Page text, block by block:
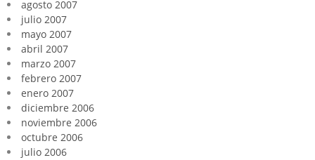
agosto 2007
julio 2007
mayo 2007
abril 2007
marzo 2007
febrero 2007
enero 2007
diciembre 2006
noviembre 2006
octubre 2006
julio 2006